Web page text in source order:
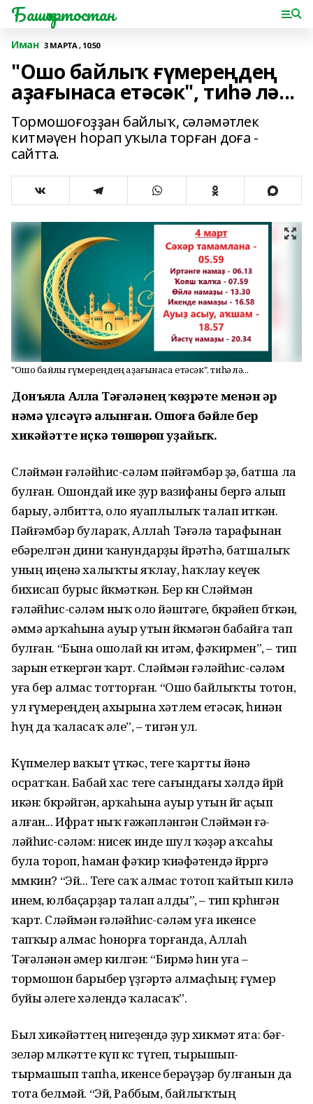
Башҡортостан
Иман 3 МАРТА , 10:50
"Ошо байлыҡ ғүмереңдең
аҙағынаса етәсәк", тиһә лә...
Тормошоғоҙҙан байлыҡ, сәләмәтлек
китмәүен һорап уҡыла торған доға -
сайтта.
"Ошо байлыҡ ғүмереңдең аҙағынаса етәсәк", тиһә лә...
Донъяла Аллаһ Тәғәләнең ҡөҙрәте менән һәр
нәмә үлсәүгә һалынған. Ошоға бәйле бер
хикәйәтте иҫкә төшөрөп уҙайыҡ.
Сөләймән ғәләйһис-сәләм пәйғәмбәр ҙә, батша ла
булған. Ошондай ике ҙур вазифаны бергә алып
барыу, әлбиттә, оло яуаплы­лыҡ талап иткән.
Пәйғәмбәр булараҡ, Аллаһ Тәғәлә тарафынан
ебәрелгән дини ҡанундарҙы өйрәтһә, бат­шалыҡ
уның иңенә халыҡты яҡлау, һаҡлау кеүек
бихисап бурыс йөкмәткән. Бер көн Сөләймән
ғәләйһис-сәләм ныҡ оло йәштәге, бөкрәйеп бөткән,
әммә арҡаһына ауыр утын йөкмәгән бабайға тап
булған. “Бына ошолай көн итәм, фәҡирмен”, – тип
зарын еткергән ҡарт. Сөләй­мән ғәләйһис-сәләм
уға бер алмас тотторған. “Ошо бай­лыҡты тотон,
ул ғүмереңдең ахырына хәтлем етәсәк, һинән
һуң да ҡаласаҡ әле”, – тигән ул.
Күпмелер ваҡыт үткәс, теге ҡартты йәнә
осратҡан. Бабай хас теге сағындағы хәлдә йөрөй
икән: бөкрәйгән, арҡаһына ауыр утын йөгө аҫып
алған... Ифрат ныҡ ғәжәпләнгән Сөләймән ғә­
ләйһис-сәләм: нисек инде шул ҡәҙәр аҡсаһы
була тороп, һаман фәҡир ҡиәфә­тендә йөрөргә
мөмкин? “Эй... Теге саҡ алмас тотоп ҡайтып килә
инем, юлбаҫарҙар талап алды”, – тип көрһөнгән
ҡарт. Сөләймән ғәләйһис-сәләм уға икенсе
тапҡыр алмас һонорға торғанда, Ал­лаһ
Тәғәләнән әмер килгән: “Бирмә һин уға –
тормошон барыбер үҙгәртә алмаҫһың: ғүмер
буйы әлеге хәлендә ҡаласаҡ”.
Был хикәйәттең ниге­ҙендә ҙур хикмәт ята: бәғ­
зеләр мөлкәтте күп көс түгеп, тырышып-
тырмашып тапһа, икенсе берәүҙәр булғанын да
тота белмәй. “Эй, Раббым, байлыҡтың